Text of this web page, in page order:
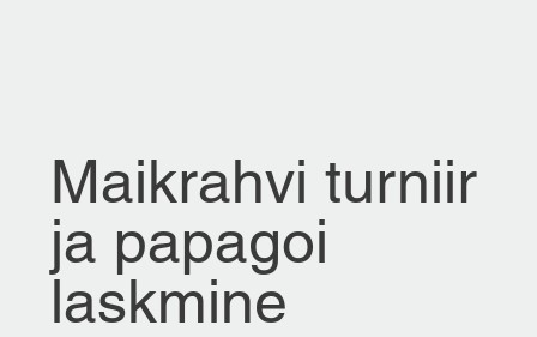
Maikrahvi turniir
ja papagoi
laskmine